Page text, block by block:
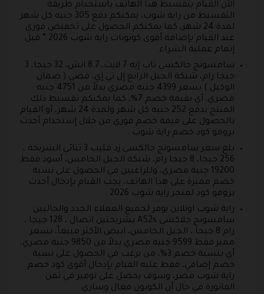
الآن القيام يتقسيط هذا الهاتف باستخدام طريقة
التقسيط من راية شوب، يمكنكم دفع 305 جنيه كل شهر
لمدة 24 شهر، كما يمكنكم الحصول على تخفيض فوري
عند القيام بإضافة أقوى كوبونات راية شوب 2026 ” قبل
إتمام عملية الشراء.
سامسونج جالكسي تاب إيه 7 لايت، 8.7 انش، 32 جيجا، 3
جيجا رام، شبكة الجيل الرابع إل تي إي، فضي ( ضمان
الوكيل ) بسعر 4399 جنيه مصري بدلاً من 4751 جنيه
مصري، أي بقيمة خصم 7%، كما يمكنكم تقسيط ذلك
المنتج بدفع 252 جنيه كل شهر ولمدة 24 شهر، أو القيام
بالحصول على قيمة خصم فوري من خلال إستخدام أحدث
برومو كود خصم راية شوب .
بلغ سعر سامسونج جالكسي زد فليب 3 ثنائي الشريحة ،
256 جيجا، 8 جيجا رام، شبكة الجيل الخامس، أسود فقط
19200 جنية مصري، وللراغبين في الحصول على نسبة
خصم مميزة على هذا الهاتف، يجب القيام بإدخال أحدث
برومو كود لمتجر راية شوب 2026 .
راية شوب اونلاين يوفر لجميع العملاء الجدد والحاليين
سامسونج جلاكسي A52s بشريحتين اتصال ، 128 جيجا ،
رام 8 جيجا ، الجيل الخامس، ابيض الأكثر مبيعاً، بسعر
مميز فقط 9599 جنيه مصري بدلاً من 9850 جنيه مصري،
أي بنسبة خصم 3%، من يرغب في الحصول على نسبة
خصم إضافي، فقط عليه القيام بإدخال أقوى كود خصم
راية شوب مصر، وسوف يحصل على توفير في ثمن
الفاتورة في حال أن الكوبون فعال وساري.